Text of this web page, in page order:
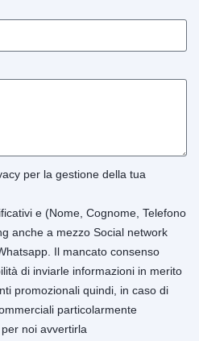
per la gestione della tua
e (Nome, Cognome, Telefono
anche a mezzo Social network
Il mancato consenso
di inviarle informazioni in merito
promozionali quindi, in caso di
particolarmente
noi avvertirla